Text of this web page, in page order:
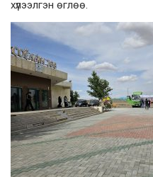
хүлээлгэн өглөө.